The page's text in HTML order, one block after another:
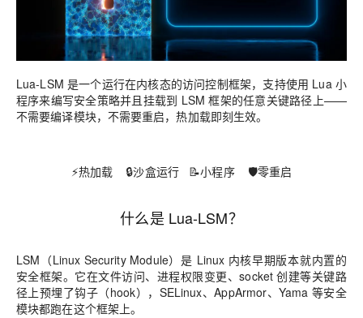
Lua-LSM 是一个运行在内核态的访问控制框架，支持使用 Lua 小
程序来编写安全策略并且挂载到 LSM 框架的任意关键路径上——
不需要编译模块，不需要重启，热加载即刻生效。
⚡热加载 🔒沙盒运行 📝小程序 🛡️零重启
什么是 Lua-LSM？
LSM（Linux Security Module）是 Linux 内核早期版本就内置的
安全框架。它在文件访问、进程权限变更、socket 创建等关键路
径上预埋了钩子（hook），SELinux、AppArmor、Yama 等安全
模块都跑在这个框架上。